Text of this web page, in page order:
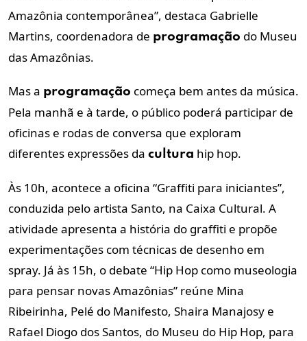
Amazônia contemporânea”, destaca Gabrielle
Martins, coordenadora de programação do Museu
das Amazônias.
Mas a programação começa bem antes da música.
Pela manhã e à tarde, o público poderá participar de
oficinas e rodas de conversa que exploram
diferentes expressões da cultura hip hop.
Às 10h, acontece a oficina “Graffiti para iniciantes”,
conduzida pelo artista Santo, na Caixa Cultural. A
atividade apresenta a história do graffiti e propõe
experimentações com técnicas de desenho em
spray. Já às 15h, o debate “Hip Hop como museologia
para pensar novas Amazônias” reúne Mina
Ribeirinha, Pelé do Manifesto, Shaira Manajosy e
Rafael Diogo dos Santos, do Museu do Hip Hop, para